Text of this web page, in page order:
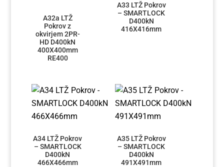
A32a LTŽ
Pokrov z
okvirjem 2PR-
HD D400kN
400X400mm
RE400
A33 LTŽ Pokrov
– SMARTLOCK
D400kN
416X416mm
A34 LTŽ Pokrov
– SMARTLOCK
D400kN
466X466mm
A35 LTŽ Pokrov
– SMARTLOCK
D400kN
491X491mm